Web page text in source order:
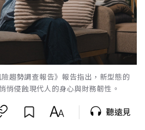
趨勢調查報告》報告指出，新型態的
悄侵蝕現代人的身心與財務韌性。
聽遠見